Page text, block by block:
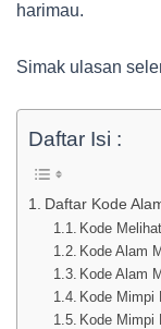
harimau.
Simak ulasan
Daftar Isi :
Daftar Kode
Kode
Kode Alam
Kode Alam
Kode Mimpi
Kode Mimpi